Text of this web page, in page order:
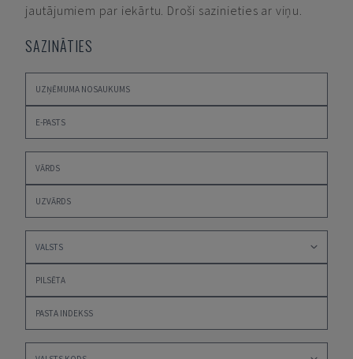
jautājumiem par iekārtu. Droši sazinieties ar viņu.
SAZINĀTIES